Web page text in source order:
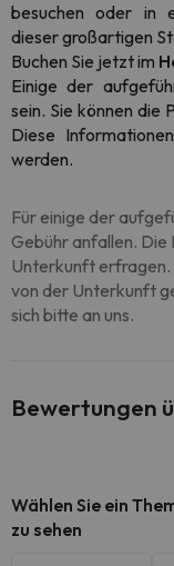
besuchen oder in
dieser großartigen
Buchen Sie jetzt im
Einige der
sein. Sie können die
Diese
werden.
Für einige der
Gebühr anfallen. Die
Unterkunft erfragen.
von der Unterkunft
sich bitte an uns.
Bewertungen
Wählen Sie ein
zu sehen